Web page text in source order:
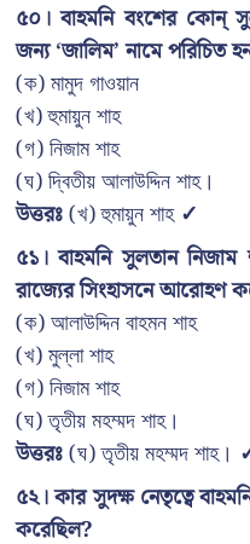
৫০। বাহমনি বংশের কোন্
জন্য ‘জালিম’ নামে পরিচিত
(ক) মামুদ গাওয়ান
(খ) হুমায়ুন শাহ
(গ) নিজাম শাহ
(ঘ) দ্বিতীয় আলাউদ্দিন শাহ।
উত্তরঃ(খ) হুমায়ুন শাহ ✓
৫১। বাহমনি সুলতান
রাজ্যের সিংহাসনে আরোহণ
(ক) আলাউদ্দিন বাহমন শাহ
(খ) মুল্লা শাহ
(গ) নিজাম শাহ
(ঘ) তৃতীয় মহম্মদ শাহ।
উত্তরঃ(ঘ) তৃতীয় মহম্মদ শাহ।
৫২। কার সুদক্ষ নেতৃত্বে
করেছিল?